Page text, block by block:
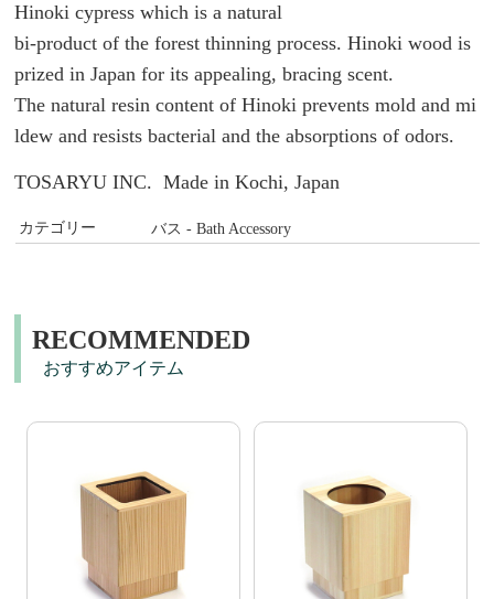
Hinoki cypress which is a natural
bi-product of the forest thinning process.Hinoki wood is
prized in Japan for its appealing, bracing scent.
The natural resin content of Hinoki prevents mold and mi
ldew and resists bacterial and the absorptions of odors.
TOSARYU INC. Made in Kochi, Japan
カテゴリー バス - Bath Accessory
RECOMMENDED
おすすめアイテム